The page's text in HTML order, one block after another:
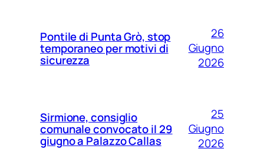
Pontile di Punta Grò, stop
temporaneo per motivi di
sicurezza
26
Giugno
2026
Sirmione, consiglio
comunale convocato il 29
giugno a Palazzo Callas
25
Giugno
2026